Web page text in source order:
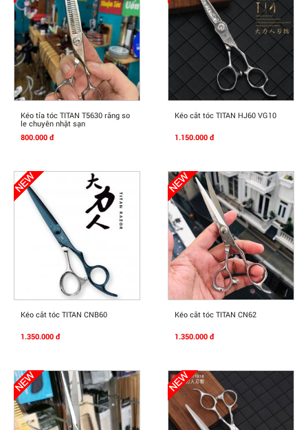
Mua Ngay
Kéo tỉa tóc TITAN T5630 răng so
le chuyên nhặt sạn
800.000 đ
Mua Ngay
Kéo cắt tóc TITAN HJ60 VG10
1.150.000 đ
Mua Ngay
Kéo cắt tóc TITAN CNB60
1.350.000 đ
Mua Ngay
Kéo cắt tóc TITAN CN62
1.350.000 đ